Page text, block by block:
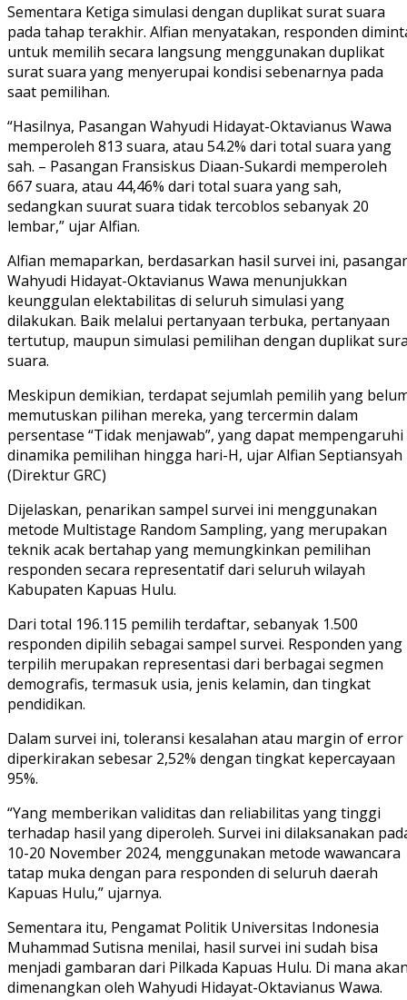
Sementara Ketiga simulasi dengan duplikat surat suara
pada tahap terakhir. Alfian menyatakan, responden
untuk memilih secara langsung menggunakan duplikat
surat suara yang menyerupai kondisi sebenarnya pada
saat pemilihan.
“Hasilnya, Pasangan Wahyudi Hidayat-Oktavianus Wawa
memperoleh 813 suara, atau 54.2% dari total suara yang
sah. – ⁠Pasangan Fransiskus Diaan-Sukardi memperoleh
667 suara, atau 44,46% dari total suara yang sah,
sedangkan suurat suara tidak tercoblos sebanyak 20
lembar,” ujar Alfian.
Alfian memaparkan, berdasarkan hasil survei ini,
Wahyudi Hidayat-Oktavianus Wawa menunjukkan
keunggulan elektabilitas di seluruh simulasi yang
dilakukan. Baik melalui pertanyaan terbuka, pertanyaan
tertutup, maupun simulasi pemilihan dengan duplikat
suara.
Meskipun demikian, terdapat sejumlah pemilih yang
memutuskan pilihan mereka, yang tercermin dalam
persentase “Tidak menjawab”, yang dapat mempengaruhi
dinamika pemilihan hingga hari-H, ujar Alfian Septiansyah
(Direktur GRC)
Dijelaskan, penarikan sampel survei ini menggunakan
metode Multistage Random Sampling, yang merupakan
teknik acak bertahap yang memungkinkan pemilihan
responden secara representatif dari seluruh wilayah
Kabupaten Kapuas Hulu.
Dari total 196.115 pemilih terdaftar, sebanyak 1.500
responden dipilih sebagai sampel survei. Responden yang
terpilih merupakan representasi dari berbagai segmen
demografis, termasuk usia, jenis kelamin, dan tingkat
pendidikan.
Dalam survei ini, toleransi kesalahan atau margin of error
diperkirakan sebesar 2,52% dengan tingkat kepercayaan
95%.
“Yang memberikan validitas dan reliabilitas yang tinggi
terhadap hasil yang diperoleh. Survei ini dilaksanakan
10-20 November 2024, menggunakan metode wawancara
tatap muka dengan para responden di seluruh daerah
Kapuas Hulu,” ujarnya.
Sementara itu, Pengamat Politik Universitas Indonesia
Muhammad Sutisna menilai, hasil survei ini sudah bisa
menjadi gambaran dari Pilkada Kapuas Hulu. Di mana
dimenangkan oleh Wahyudi Hidayat-Oktavianus Wawa.